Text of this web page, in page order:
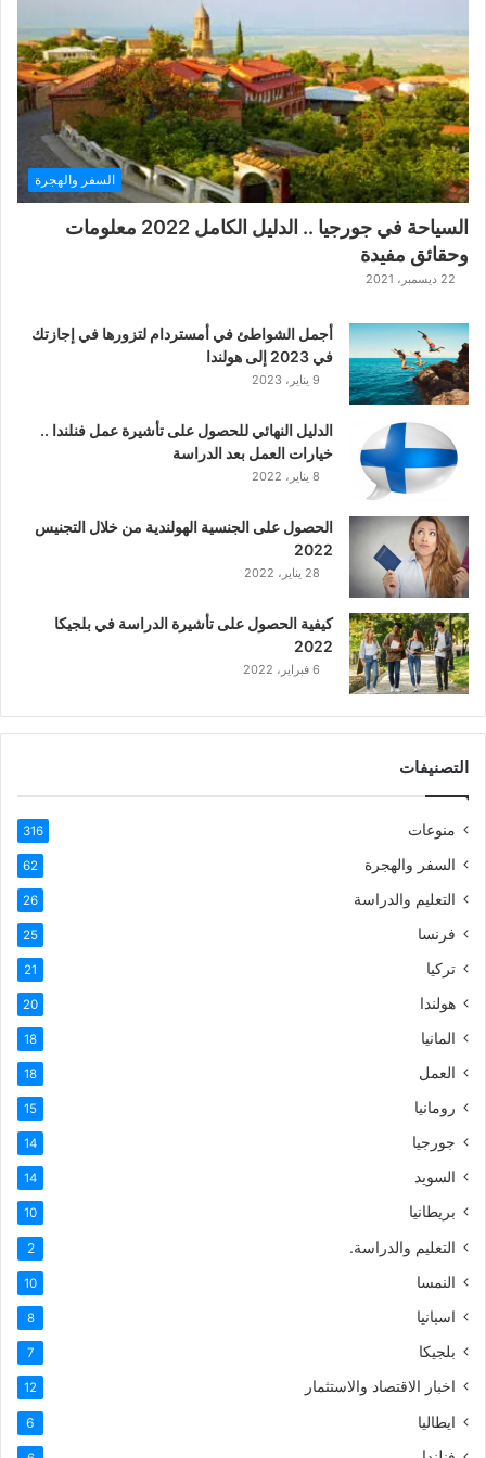
ر
ب
ا
ل
ت
ت
ا
ا
ل
ا
س
ي
ك
ر
ب
ي
ة
السفر والهجرة
السياحة في جورجيا .. الدليل الكامل 2022 معلومات
وحقائق مفيدة
22 ديسمبر، 2021
أجمل الشواطئ في أمستردام لتزورها في إجازتك
في 2023 إلى هولندا
9 يناير، 2023
الدليل النهائي للحصول على تأشيرة عمل فنلندا ..
خيارات العمل بعد الدراسة
8 يناير، 2022
الحصول على الجنسية الهولندية من خلال التجنيس
2022
28 يناير، 2022
كيفية الحصول على تأشيرة الدراسة في بلجيكا
2022
6 فبراير، 2022
التصنيفات
منوعات 316
السفر والهجرة 62
التعليم والدراسة 26
فرنسا 25
تركيا 21
هولندا 20
المانيا 18
العمل 18
رومانيا 15
جورجيا 14
السويد 14
بريطانيا 10
التعليم والدراسة. 2
النمسا 10
اسبانيا 8
بلجيكا 7
اخبار الاقتصاد والاستثمار 12
ايطاليا 6